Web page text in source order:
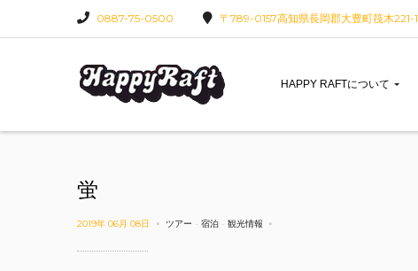
0887-75-0500 〒789-0157高知県長岡郡大豊町筏木221-1
HAPPY RAFTについて
蛍
2019年 06月 08日 ツアー - 宿泊 - 観光情報